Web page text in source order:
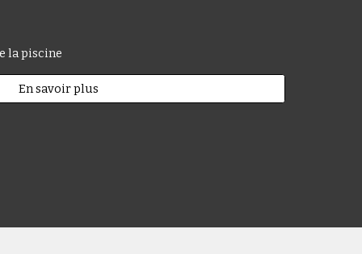
la piscine
En savoir plus